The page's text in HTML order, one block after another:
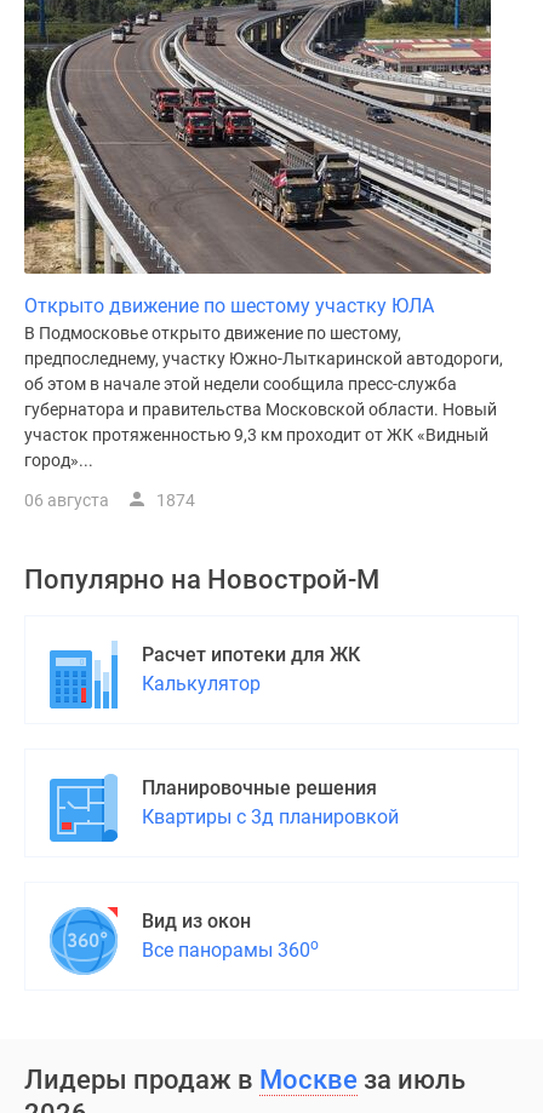
Открыто движение по шестому участку ЮЛА
В Подмосковье открыто движение по шестому,
предпоследнему, участку Южно-Лыткаринской автодороги,
об этом в начале этой недели сообщила пресс-служба
губернатора и правительства Московской области. Новый
участок протяженностью 9,3 км проходит от ЖК «Видный
город»...
06 августа 1874
Популярно на Новострой-М
Расчет ипотеки для ЖК
Калькулятор
Планировочные решения
Квартиры с 3д планировкой
Вид из окон
Все панорамы 360о
Лидеры продаж в Москве за июль